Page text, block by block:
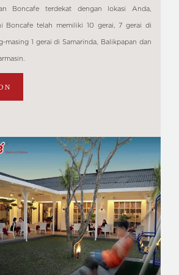
Boncafe terdekat dengan lokasi Anda,
Boncafe telah memiliki 10 gerai, 7 gerai di
masing 1 gerai di Samarinda, Balikpapan dan